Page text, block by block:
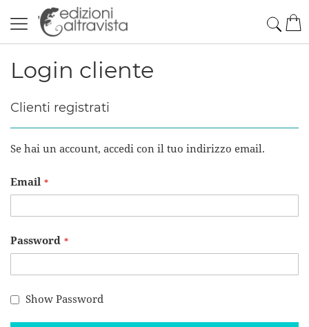
al
contenuto
Login cliente
Clienti registrati
Se hai un account, accedi con il tuo indirizzo email.
Email
Password
Show Password